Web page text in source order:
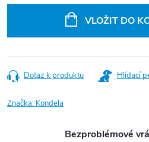
VLOŽIT DO
Dotaz k produktu Hlídací
Značka: Kondela
Bezproblémové